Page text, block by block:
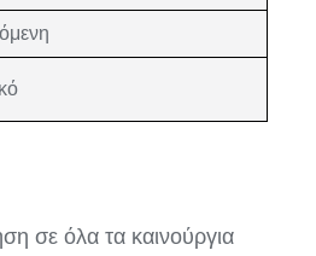
σε όλα τα καινούργια